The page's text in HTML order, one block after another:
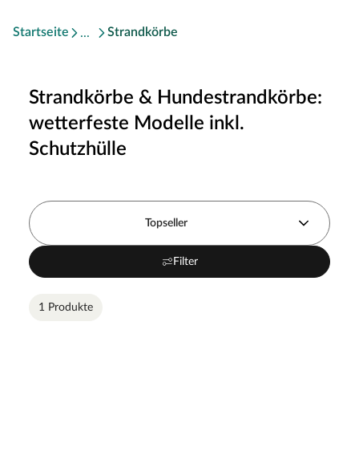
Startseite Strandkörbe
Strandkörbe & Hundestrandkörbe:
wetterfeste Modelle inkl.
Schutzhülle
Topseller
Filter
1 Produkte